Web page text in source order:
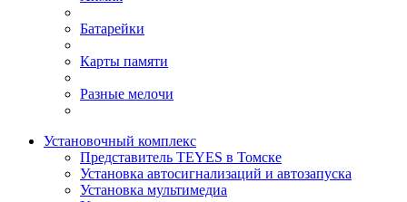
Батарейки
Карты памяти
Разные мелочи
Установочный комплекс
Представитель TEYES в Томске
Установка автосигнализаций и автозапуска
Установка мультимедиа